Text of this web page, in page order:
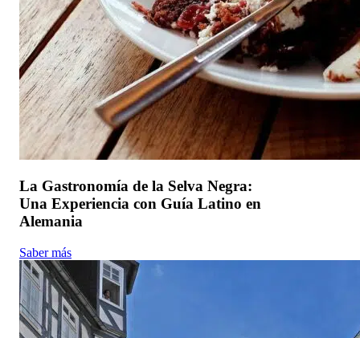
La Gastronomía de la Selva Negra:
Una Experiencia con Guía Latino en
Alemania
Saber más